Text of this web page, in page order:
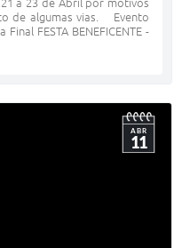
a 23 de Abril por motivos
de algumas vias. Evento
FESTA BENEFICENTE -
ABR
11